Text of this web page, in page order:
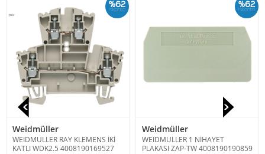
%62
İskonto
Weidmüller
WEIDMULLER RAY KLEMENS İKİ
KATLI WDK2.5 4008190169527
%62
İskonto
Weidmüller
WEIDMULLER 1 NİHAYET
PLAKASI ZAP-TW 4008190190859